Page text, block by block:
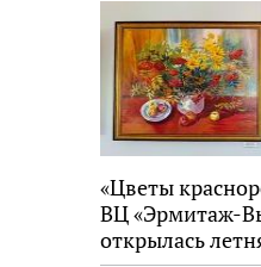
«Цветы
ВЦ «Эрмитаж-
открылась